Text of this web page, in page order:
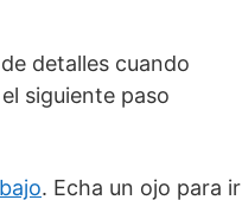
detalles cuando
siguiente paso
. Echa un ojo para ir